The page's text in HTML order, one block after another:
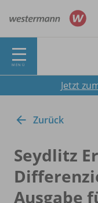
MENÜ
Jetzt
Zurück
Seydlitz
Ausgabe